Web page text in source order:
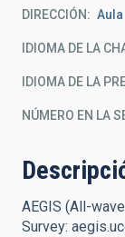
DIRECCIÓN Aula
IDIOMA DE LA
IDIOMA DE LA
NÚMERO EN LA
AEGIS (All-
Survey: